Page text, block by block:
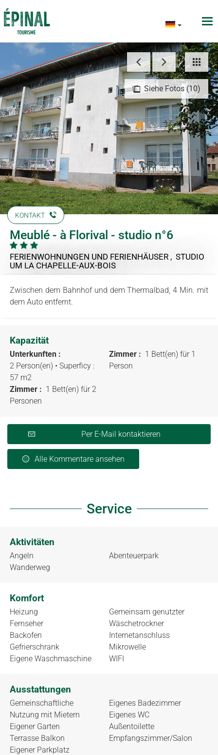
Siehe Fotos (10)
KONTAKT
Meublé - à Florival - studio n°6
FERIENWOHNUNGEN UND FERIENHÄUSER , STUDIO
UM LA CHAPELLE-AUX-BOIS
Zwischen dem Bahnhof und dem Thermalbad, 4 Min. mit
dem Auto entfernt.
Kapazität
Unterkunften :
2 Person(en) • Superficy :
57 m2
Zimmer : 1 Bett(en) für 1
Person
Zimmer : 1 Bett(en) für 2
Personen
Per E-Mail kontaktieren
Alle Kommentare ansehen
Service
Aktivitäten
Angeln
Wanderweg
Abenteuerpark
Komfort
Heizung
Fernseher
Backofen
Gefrierschrank
Eigene Waschmaschine
Gemeinsam genutzter
Wäschetrockner
Internetanschluss
Mikrowelle
WIFI
Ausstattungen
Gemeinschaftliche
Nutzung mit Mietern
Eigener Garten
Terrasse Balkon
Eigener Parkplatz
Eigenes Badezimmer
Eigenes WC
Außentoilette
Empfangszimmer/Salon